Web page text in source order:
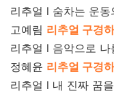
리추얼 l 숨차는 운
고예림 리추얼 구경
리추얼 l 음악으로 나
정혜윤 리추얼 구경
리추얼 l 내 진짜 꿈